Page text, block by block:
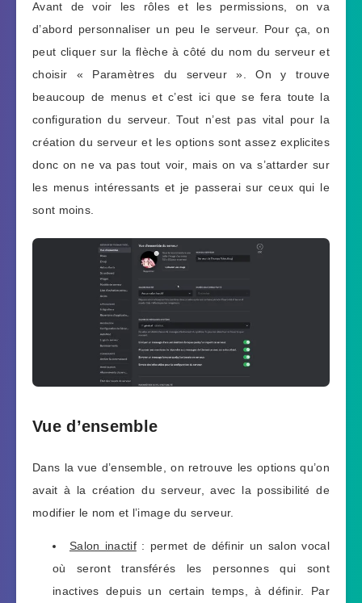
Avant de voir les rôles et les permissions, on va
d’abord personnaliser un peu le serveur. Pour ça, on
peut cliquer sur la flèche à côté du nom du serveur et
choisir « Paramètres du serveur ». On y trouve
beaucoup de menus et c’est ici que se fera toute la
configuration du serveur. Tout n’est pas vital pour la
création du serveur et les options sont assez explicites
donc on ne va pas tout voir, mais on va s’attarder sur
les menus intéressants et je passerai sur ceux qui le
sont moins.
Vue d’ensemble
Dans la vue d’ensemble, on retrouve les options qu’on
avait à la création du serveur, avec la possibilité de
modifier le nom et l’image du serveur.
Salon inactif: permet de définir un salon vocal
où seront transférés les personnes qui sont
inactives depuis un certain temps, à définir. Par